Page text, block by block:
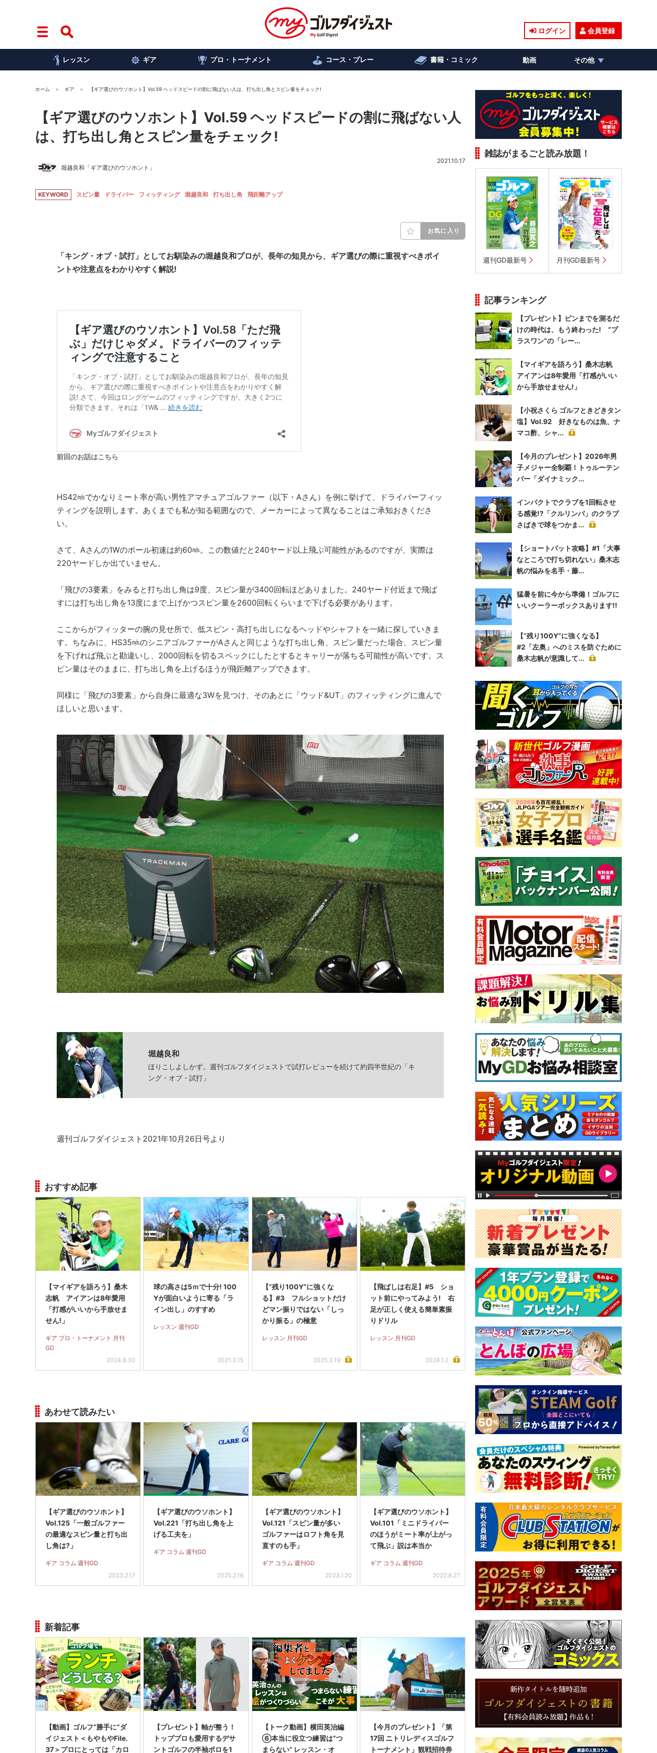
ログイン 会員登録
レッスン ギア プロ・トーナメント コース・プレー 書籍・コミック 動画 その他
ホーム ギア 【ギア選びのウソホント】Vol.59 ヘッドスピードの割に飛ばない人は、打ち出し角とスピン量をチェック!
【ギア選びのウソホント】Vol.59 ヘッドスピードの割に飛ばない人
は、打ち出し角とスピン量をチェック!
堀越良和「ギア選びのウソホント」
2021.10.17
KEYWORD スピン量 ドライバー フィッティング 堀越良和 打ち出し角 飛距離アップ
お気に入り
「キング・オブ・試打」としてお馴染みの堀越良和プロが、長年の知見から、ギア選びの際に重視すべきポイ
ントや注意点をわかりやすく解説!
前回のお話はこちら
HS42㎧でかなりミート率が高い男性アマチュアゴルファー（以下・Aさん）を例に挙げて、ドライバーフィッ
ティングを説明します。あくまでも私が知る範囲なので、メーカーによって異なることはご承知おきくださ
い。
さて、Aさんの1Wのボール初速は約60㎧。この数値だと240ヤード以上飛ぶ可能性があるのですが、実際は
220ヤードしか出ていません。
「飛びの3要素」をみると打ち出し角は9度、スピン量が3400回転ほどありました。240ヤード付近まで飛ば
すには打ち出し角を13度にまで上げかつスピン量を2600回転くらいまで下げる必要があります。
ここからがフィッターの腕の見せ所で、低スピン・高打ち出しになるヘッドやシャフトを一緒に探していきま
す。ちなみに、HS35㎧のシニアゴルファーがAさんと同じような打ち出し角、スピン量だった場合、スピン量
を下げれば飛ぶと勘違いし、2000回転を切るスペックにしたとするとキャリーが落ちる可能性が高いです。ス
ピン量はそのままに、打ち出し角を上げるほうが飛距離アップできます。
同様に「飛びの3要素」から自身に最適な3Wを見つけ、そのあとに「ウッド&UT」のフィッティングに進んで
ほしいと思います。
堀越良和
ほりこしよしかず。週刊ゴルフダイジェストで試打レビューを続けて約四半世紀の「キ
ング・オブ・試打」
週刊ゴルフダイジェスト2021年10月26日号より
おすすめ記事
【マイギアを語ろう】桑木
志帆 アイアンは8年愛用
「打感がいいから手放せま
せん!」
ギア プロ・トーナメント 月刊
GD
2024.8.30
球の高さは5ｍで十分! 100
Yが面白いように寄る「ラ
イン出し」のすすめ
レッスン 週刊GD
2021.3.15
【“残り100Y”に強くな
る】#3 フルショットだけ
どマン振りではない「しっ
かり振る」の極意
レッスン 月刊GD
2025.3.19
【飛ばしは右足】#5 ショ
ット前にやってみよう! 右
足が正しく使える簡単素振
りドリル
レッスン 月刊GD
2024.1.2
あわせて読みたい
【ギア選びのウソホント】
Vol.125「一般ゴルファー
の最適なスピン量と打ち出
し角は?」
ギア コラム 週刊GD
2023.2.17
【ギア選びのウソホント】
Vol.221「打ち出し角を上
げる工夫を」
ギア コラム 週刊GD
2025.2.16
【ギア選びのウソホント】
Vol.121「スピン量が多い
ゴルファーはロフト角を見
直すのも手」
ギア コラム 週刊GD
2023.1.20
【ギア選びのウソホント】
Vol.101「ミニドライバー
のほうがミート率が上がっ
て飛ぶ」説は本当か
ギア コラム 週刊GD
2022.8.27
新着記事
【動画】ゴルフ“勝手に”ダ
イジェスト＜もやもやFile.
37＞プロにとっては「カロ
【プレゼント】軸が整う！
トッププロも愛用するデサ
ントゴルフの半袖ポロを1
【トーク動画】横田英治編
⑥本当に役立つ練習は“つ
まらない” レッスン・オ
【今月のプレゼント】「第
17回 ニトリレディスゴルフ
トーナメント」観戦招待券
雑誌がまるごと読み放題！
週刊GD最新号 月刊GD最新号
記事ランキング
【プレゼント】ピンまでを測るだ
けの時代は、もう終わった! “プ
ラスワン”の「レー...
【マイギアを語ろう】桑木志帆
アイアンは8年愛用「打感がいい
から手放せません!」
【小祝さくら ゴルフときどきタン
塩】Vol.92 好きなものは魚、ナ
マコ酢、シャ...
【今月のプレゼント】2026年男
子メジャー全制覇！トゥルーテン
パー「ダイナミック...
インパクトでクラブを1回転させ
る感覚!?「クルリンパ」のクラブ
さばきで球をつかま...
【ショートパット攻略】#1「大事
なところで打ち切れない」桑木志
帆の悩みを名手・藤...
猛暑を前に今から準備！ゴルフに
いいクーラーボックスあります!!
【“残り100Y”に強くなる】
#2「左奥」へのミスを防ぐために
桑木志帆が意識して...